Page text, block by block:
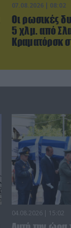
07.08.2026 | 08:02
Οι ρωσικές
5 χλμ. από
Κραματόρσκ
04.08.2026 | 15:02